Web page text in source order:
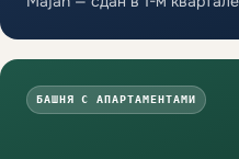
БАШНЯ С АПАРТАМЕНТАМИ